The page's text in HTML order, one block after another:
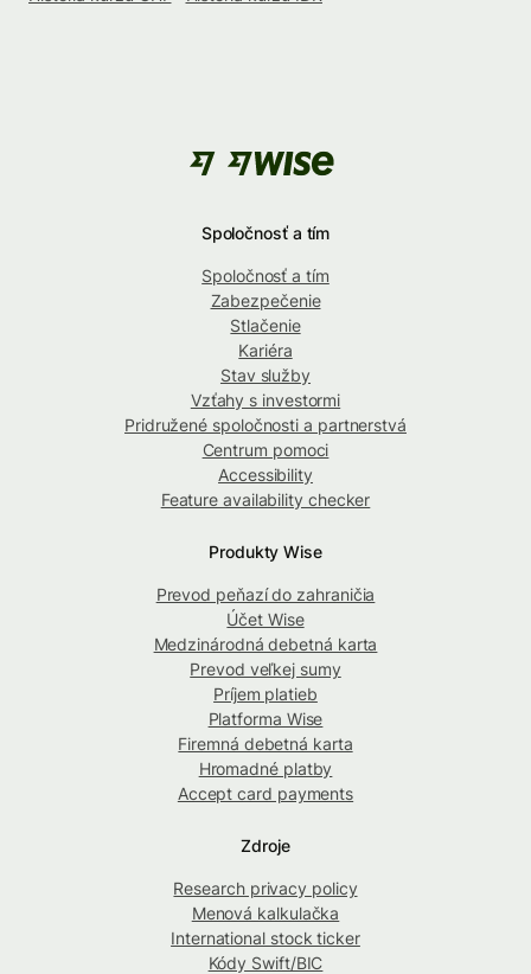
Spoločnosť a tím
Spoločnosť a tím
Zabezpečenie
Stlačenie
Kariéra
Stav služby
Vzťahy s investormi
Pridružené spoločnosti a partnerstvá
Centrum pomoci
Accessibility
Feature availability checker
Produkty Wise
Prevod peňazí do zahraničia
Účet Wise
Medzinárodná debetná karta
Prevod veľkej sumy
Príjem platieb
Platforma Wise
Firemná debetná karta
Hromadné platby
Accept card payments
Zdroje
Research privacy policy
Menová kalkulačka
International stock ticker
Kódy Swift/BIC